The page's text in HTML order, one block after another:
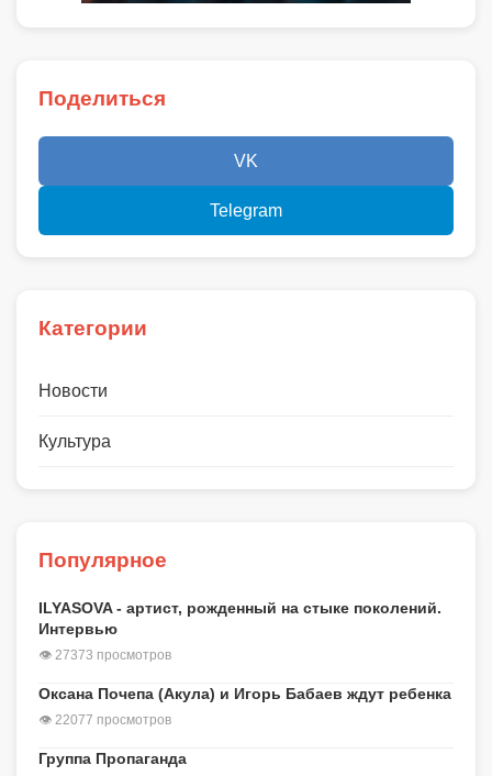
Поделиться
VK
Telegram
Категории
Новости
Культура
Популярное
ILYASOVA - артист, рожденный на стыке поколений.
Интервью
👁 27373 просмотров
Оксана Почепа (Акула) и Игорь Бабаев ждут ребенка
👁 22077 просмотров
Группа Пропаганда